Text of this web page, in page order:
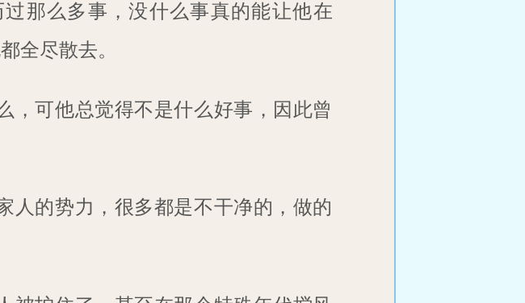
那么多事，没什么事真的能让他在
全尽散去。
，可他总觉得不是什么好事，因此曾
人的势力，很多都是不干净的，做的